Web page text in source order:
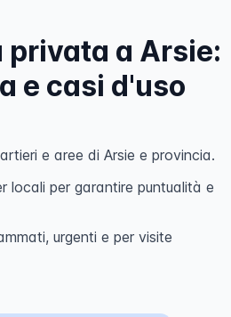
a Arsie:
e casi d'uso
e aree di Arsie e provincia.
locali per garantire puntualità e
urgenti e per visite